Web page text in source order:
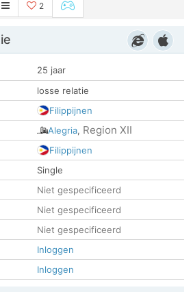
2
25 jaar
losse relatie
Filippijnen
Alegria, Region XII
Filippijnen
Single
Niet gespecificeerd
Niet gespecificeerd
Niet gespecificeerd
Inloggen
Inloggen